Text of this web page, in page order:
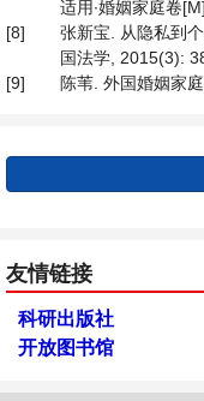
适用∙婚姻家庭卷
[8]
张新宝. 从隐私到
国法学, 2015(3):
[9]
陈苇. 外国婚姻家
友情链接
科研出版社
开放图书馆